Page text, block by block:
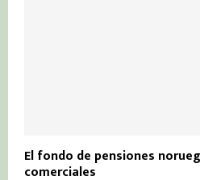
El fondo de pensiones
comerciales